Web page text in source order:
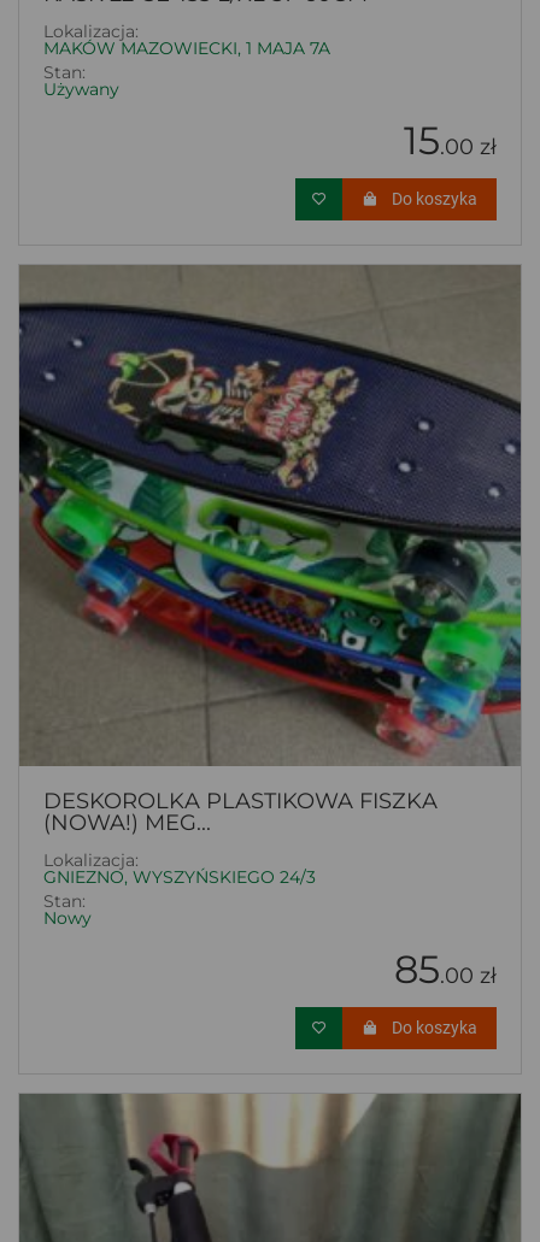
Lokalizacja:
MAKÓW MAZOWIECKI, 1 MAJA 7A
Stan:
Używany
15.00 zł
Do koszyka
DESKOROLKA PLASTIKOWA FISZKA
(NOWA!) MEG...
Lokalizacja:
GNIEZNO, WYSZYŃSKIEGO 24/3
Stan:
Nowy
85.00 zł
Do koszyka